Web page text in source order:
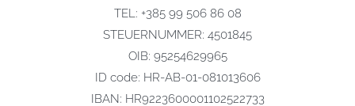
TEL: +385 99 506 86 08
STEUERNUMMER: 4501845
OIB: 95254629965
ID code: HR-AB-01-081013606
IBAN: HR9223600001102522733